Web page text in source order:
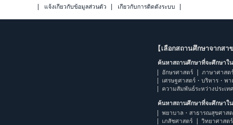
แจ้งเกี่ยวกับข้อมูลส่วนตัว
เกี่ยวกับการติดตั้งระบบ
【เลือกสถานศึกษาจากสา
ค้นหาสถานศึกษาที่จะศึกษาใ
อักษรศาสตร์
ภาษาศาสต
เศรษฐศาสตร์・บริหาร・พ
ความสัมพันธ์ระหว่างประเท
ค้นหาสถานศึกษาที่จะศึกษาใ
พยาบาล・สาธารณสุขศาส
เภสัชศาสตร์
วิทยาศาสตร์